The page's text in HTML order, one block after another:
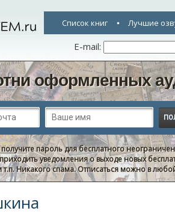
Список книг Лучшие
E-mail:
оформленных
пароль для бесплатного
уведомления о выходе новых
т.п. Никакого спама. Отписаться можно в